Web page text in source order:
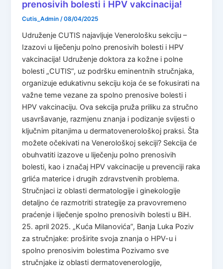
prenosivih bolesti i HPV vakcinacija!
Cutis_Admin/08/04/2025
Udruženje CUTIS najavljuje Venerološku sekciju –
Izazovi u liječenju polno prenosivih bolesti i HPV
vakcinacija! Udruženje doktora za kožne i polne
bolesti „CUTIS”, uz podršku eminentnih stručnjaka,
organizuje edukativnu sekciju koja će se fokusirati na
važne teme vezane za spolno prenosive bolesti i
HPV vakcinaciju. Ova sekcija pruža priliku za stručno
usavršavanje, razmjenu znanja i podizanje svijesti o
ključnim pitanjima u dermatovenerološkoj praksi. Šta
možete očekivati na Venerološkoj sekciji? Sekcija će
obuhvatiti izazove u liječenju polno prenosivih
bolesti, kao i značaj HPV vakcinacije u prevenciji raka
grlića materice i drugih zdravstvenih problema.
Stručnjaci iz oblasti dermatologije i ginekologije
detaljno će razmotriti strategije za pravovremeno
praćenje i liječenje spolno prenosivih bolesti u BiH.
25. april 2025. „Kuća Milanovića”, Banja Luka Poziv
za stručnjake: proširite svoja znanja o HPV-u i
spolno prenosivim bolestima Pozivamo sve
stručnjake iz oblasti dermatovenerologije,